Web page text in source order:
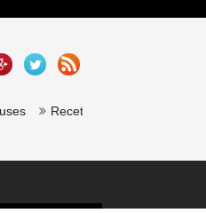
Recette saumon gravlax de